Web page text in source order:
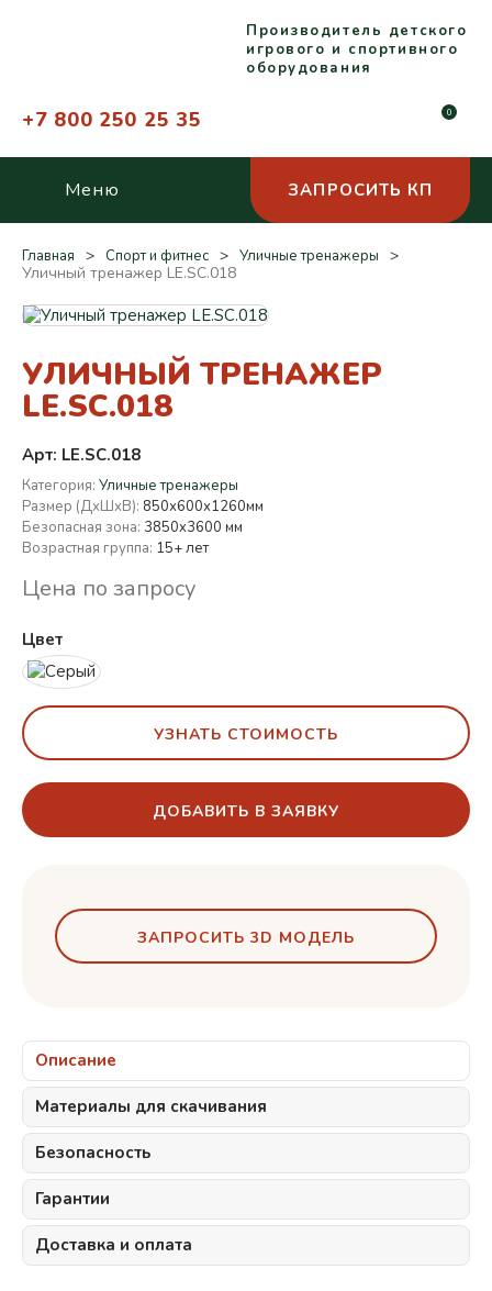
Производитель детского
игрового и спортивного
оборудования
+7 800 250 25 35 0
Меню ЗАПРОСИТЬ КП
Главная Спорт и фитнес Уличные тренажеры
Уличный тренажер LE.SC.018
УЛИЧНЫЙ ТРЕНАЖЕР
LE.SC.018
Арт: LE.SC.018
Категория: Уличные тренажеры
Размер (ДхШхВ): 850х600х1260мм
Безопасная зона: 3850x3600 мм
Возрастная группа: 15+ лет
Цена по запросу
Цвет
УЗНАТЬ СТОИМОСТЬ
ДОБАВИТЬ В ЗАЯВКУ
ЗАПРОСИТЬ 3D МОДЕЛЬ
Описание
Материалы для скачивания
Безопасность
Гарантии
Доставка и оплата